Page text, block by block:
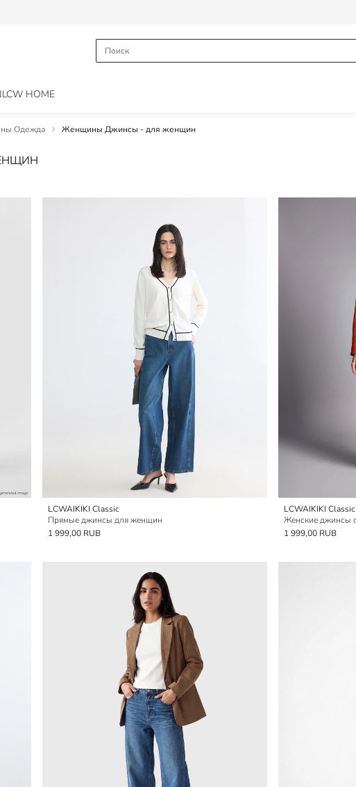
LCW HOME
Одежда Женщины Джинсы - для женщин
LCWAIKIKI Classic
Прямые джинсы для женщин
1 999,00 RUB
LCWAIKIKI Classic
1 999,00 RUB